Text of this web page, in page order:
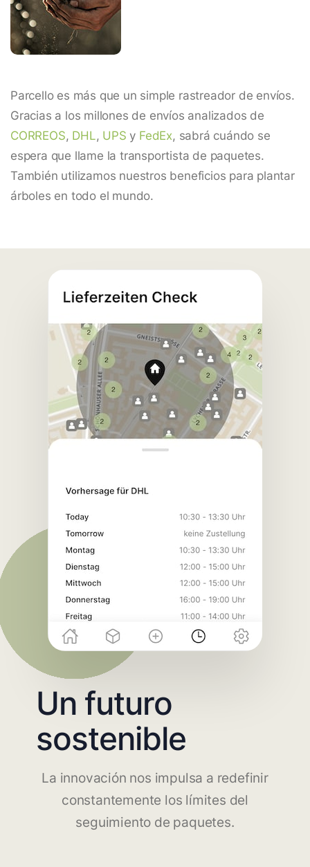
Parcello es más que un simple rastreador de envíos.
Gracias a los millones de envíos analizados de
CORREOS, DHL, UPS y FedEx, sabrá cuándo se
espera que llame la transportista de paquetes.
También utilizamos nuestros beneficios para plantar
árboles en todo el mundo.
Un futuro
sostenible
La innovación nos impulsa a redefinir
constantemente los límites del
seguimiento de paquetes.